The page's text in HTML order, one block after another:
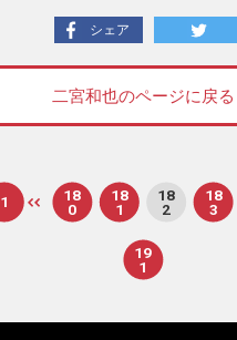
シェア
二宮和也のページに戻る
1
18
0
18
1
18
2
18
3
19
1